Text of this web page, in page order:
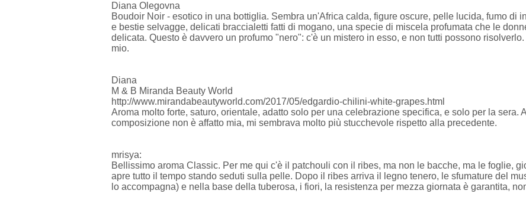
Diana Olegovna
Boudoir Noir - esotico in una bottiglia. Sembra un'Africa calda, figure oscure, pelle lucida, fumo di
e bestie selvagge, delicati braccialetti fatti di mogano, una specie di miscela profumata che le
delicata. Questo è davvero un profumo "nero": c'è un mistero in esso, e non tutti possono
mio.
Diana
M & B Miranda Beauty World
http://www.mirandabeautyworld.com/2017/05/edgardio-chilini-white-grapes.html
Aroma molto forte, saturo, orientale, adatto solo per una celebrazione specifica, e solo per la sera.
composizione non è affatto mia, mi sembrava molto più stucchevole rispetto alla precedente.
mrisya:
Bellissimo aroma Classic. Per me qui c'è il patchouli con il ribes, ma non le bacche, ma le foglie,
apre tutto il tempo stando seduti sulla pelle. Dopo il ribes arriva il legno tenero, le sfumature del
lo accompagna) e nella base della tuberosa, i fiori, la resistenza per mezza giornata è garantita,